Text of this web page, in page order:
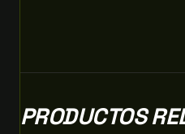
PRODUCTOS